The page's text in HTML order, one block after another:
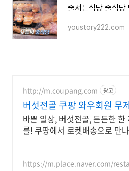
youstory222.com
http://m.coupang.com 광고
버섯전골 쿠팡 와우회원 무
무료배송
바쁜 일상, 버섯전골, 든든한 한
를! 쿠팡에서 로켓배송으로 만
https://m.place.naver.com/